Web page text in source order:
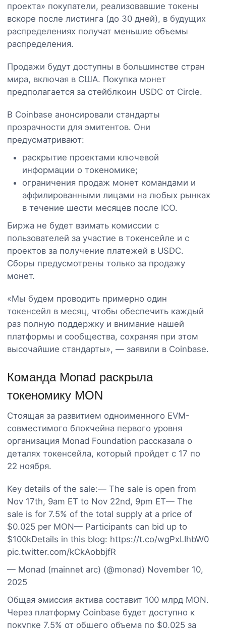
проекта» покупатели, реализовавшие токены
вскоре после листинга (до 30 дней), в будущих
распределениях получат меньшие объемы
распределения.
Продажи будут доступны в большинстве стран
мира, включая в США. Покупка монет
предполагается за стейблкоин USDC от Circle.
В Coinbase анонсировали стандарты
прозрачности для эмитентов. Они
предусматривают:
раскрытие проектами ключевой
информации о токеномике;
ограничения продаж монет командами и
аффилированными лицами на любых рынках
в течение шести месяцев после ICO.
Биржа не будет взимать комиссии с
пользователей за участие в токенсейле и с
проектов за получение платежей в USDC.
Сборы предусмотрены только за продажу
монет.
«Мы будем проводить примерно один
токенсейл в месяц, чтобы обеспечить каждый
раз полную поддержку и внимание нашей
платформы и сообщества, сохраняя при этом
высочайшие стандарты», — заявили в Coinbase.
Команда Monad раскрыла
токеномику MON
Стоящая за развитием одноименного EVM-
совместимого блокчейна первого уровня
организация Monad Foundation рассказала о
деталях токенсейла, который пройдет с 17 по
22 ноября.
Key details of the sale:— The sale is open from
Nov 17th, 9am ET to Nov 22nd, 9pm ET— The
sale is for 7.5% of the total supply at a price of
$0.025 per MON— Participants can bid up to
$100kDetails in this blog: https://t.co/wgPxLIhbW0
pic.twitter.com/kCkAobbjfR
— Monad (mainnet arc) (@monad) November 10,
2025
Общая эмиссия актива составит 100 млрд MON.
Через платформу Coinbase будет доступно к
покупке 7,5% от общего объема по $0,025 за